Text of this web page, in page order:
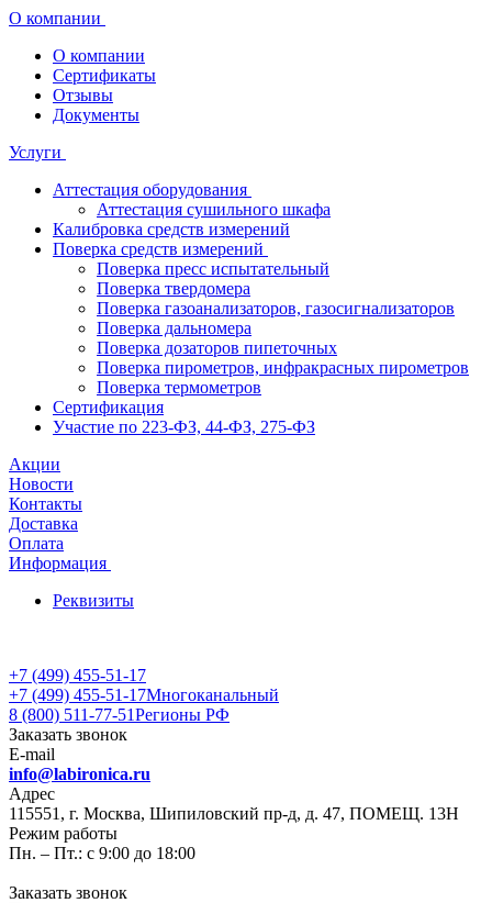
О компании
О компании
Сертификаты
Отзывы
Документы
Услуги
Аттестация оборудования
Аттестация сушильного шкафа
Калибровка средств измерений
Поверка средств измерений
Поверка пресс испытательный
Поверка твердомера
Поверка газоанализаторов, газосигнализаторов
Поверка дальномера
Поверка дозаторов пипеточных
Поверка пирометров, инфракрасных пирометров
Поверка термометров
Сертификация
Участие по 223-ФЗ, 44-ФЗ, 275-ФЗ
Акции
Новости
Контакты
Доставка
Оплата
Информация
Реквизиты
+7 (499) 455-51-17
+7 (499) 455-51-17Многоканальный
8 (800) 511-77-51Регионы РФ
Заказать звонок
E-mail
info@labironica.ru
Адрес
115551, г. Москва, Шипиловский пр-д, д. 47, ПОМЕЩ. 13Н
Режим работы
Пн. – Пт.: с 9:00 до 18:00
Заказать звонок